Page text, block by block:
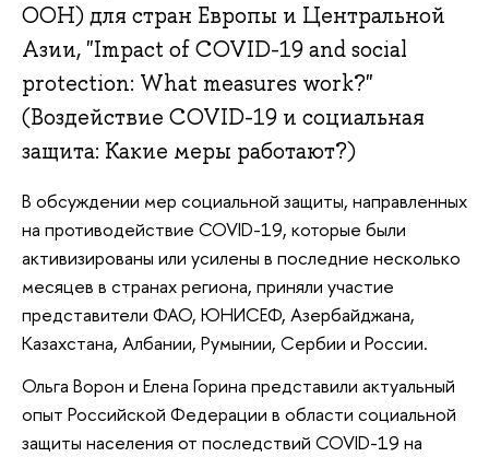
ООН) для стран Европы и Центральной
Азии, "Impact of COVID-19 and social
protection: What measures work?"
(Воздействие COVID-19 и социальная
защита: Какие меры работают?)
В обсуждении мер социальной защиты, направленных
на противодействие COVID-19, которые были
активизированы или усилены в последние несколько
месяцев в странах региона, приняли участие
представители ФАО, ЮНИСЕФ, Азербайджана,
Казахстана, Албании, Румынии, Сербии и России.
Ольга Ворон и Елена Горина представили актуальный
опыт Российской Федерации в области социальной
защиты населения от последствий COVID-19 на